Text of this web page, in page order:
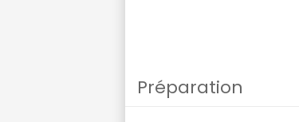
Préparation